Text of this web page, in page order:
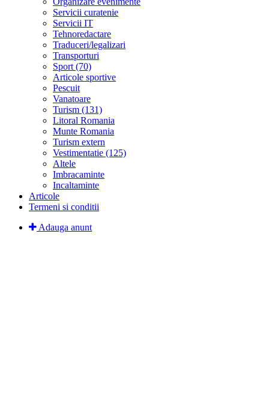
Servicii curatenie
Servicii IT
Tehnoredactare
Traduceri/legalizari
Transporturi
Sport (70)
Articole sportive
Pescuit
Vanatoare
Turism (131)
Litoral Romania
Munte Romania
Turism extern
Vestimentatie (125)
Altele
Imbracaminte
Incaltaminte
Articole
Termeni si conditii
Adauga anunt